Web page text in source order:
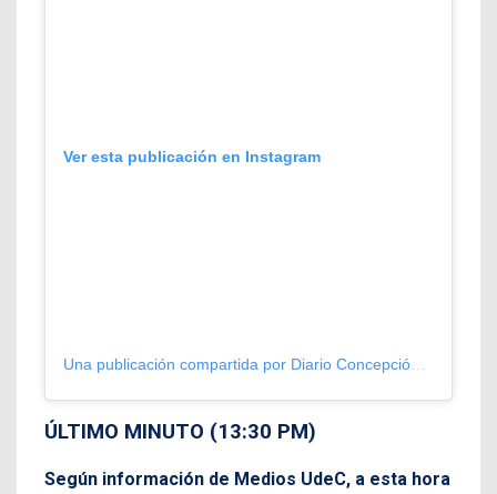
Ver esta publicación en Instagram
Una publicación compartida por Diario Concepción (@diarioconcepcion)
ÚLTIMO MINUTO (13:30 PM)
Según información de Medios UdeC, a esta hora